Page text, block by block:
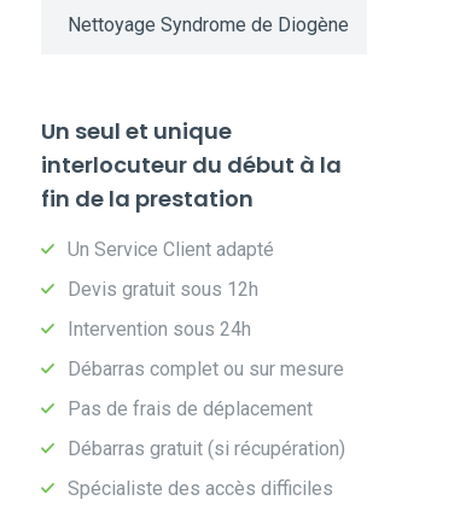
Nettoyage Syndrome de Diogène
Un seul et unique
interlocuteur du début à la
fin de la prestation
Un Service Client adapté
Devis gratuit sous 12h
Intervention sous 24h
Débarras complet ou sur mesure
Pas de frais de déplacement
Débarras gratuit (si récupération)
Spécialiste des accès difficiles